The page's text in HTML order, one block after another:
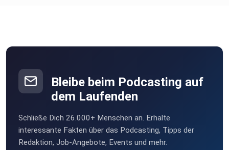
Bleibe beim Podcasting auf
dem Laufenden
Schließe Dich 26.000+ Menschen an. Erhalte
interessante Fakten über das Podcasting, Tipps der
Redaktion, Job-Angebote, Events und mehr.